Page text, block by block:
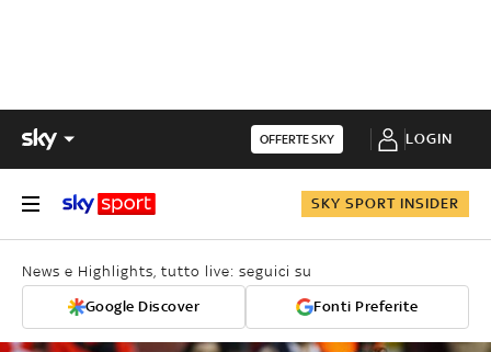
OFFERTE SKY LOGIN
SKY SPORT INSIDER
News e Highlights, tutto live: seguici su
Google Discover Fonti Preferite